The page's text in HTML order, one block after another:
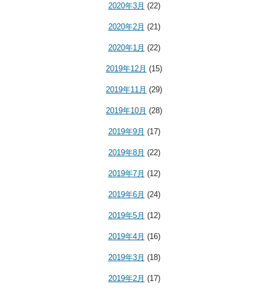
2020年3月 (22)
2020年2月 (21)
2020年1月 (22)
2019年12月 (15)
2019年11月 (29)
2019年10月 (28)
2019年9月 (17)
2019年8月 (22)
2019年7月 (12)
2019年6月 (24)
2019年5月 (12)
2019年4月 (16)
2019年3月 (18)
2019年2月 (17)